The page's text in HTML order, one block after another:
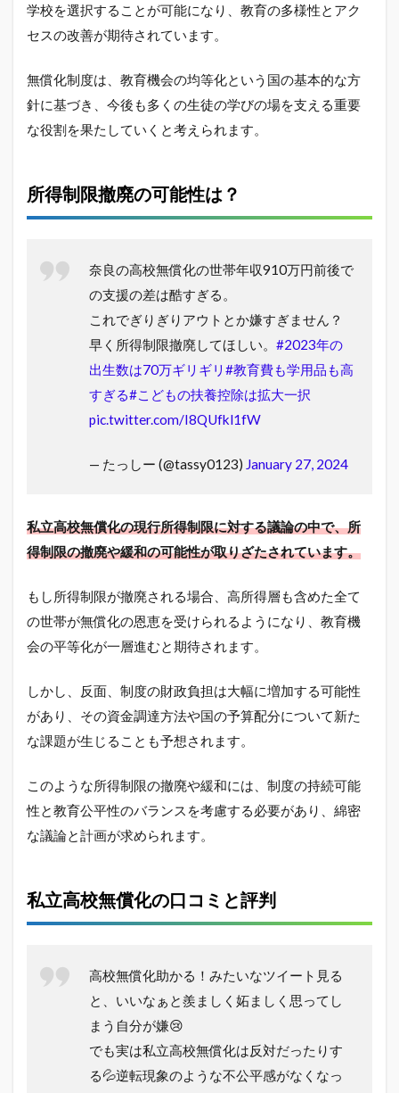
学校を選択することが可能になり、教育の多様性とアク
セスの改善が期待されています。
無償化制度は、教育機会の均等化という国の基本的な方
針に基づき、今後も多くの生徒の学びの場を支える重要
な役割を果たしていくと考えられます。
所得制限撤廃の可能性は？
奈良の高校無償化の世帯年収910万円前後で
の支援の差は酷すぎる。
これでぎりぎりアウトとか嫌すぎません？
早く所得制限撤廃してほしい。 #2023年の
出生数は70万ギリギリ #教育費も学用品も高
すぎる#こどもの扶養控除は拡大一択
pic.twitter.com/I8QUfkl1fW
— たっしー (@tassy0123) January 27, 2024
私立高校無償化の現行所得制限に対する議論の中で、所
得制限の撤廃や緩和の可能性が取りざたされています。
もし所得制限が撤廃される場合、高所得層も含めた全て
の世帯が無償化の恩恵を受けられるようになり、教育機
会の平等化が一層進むと期待されます。
しかし、反面、制度の財政負担は大幅に増加する可能性
があり、その資金調達方法や国の予算配分について新た
な課題が生じることも予想されます。
このような所得制限の撤廃や緩和には、制度の持続可能
性と教育公平性のバランスを考慮する必要があり、綿密
な議論と計画が求められます。
私立高校無償化の口コミと評判
高校無償化助かる！みたいなツイート見る
と、いいなぁと羨ましく妬ましく思ってし
まう自分が嫌😢
でも実は私立高校無償化は反対だったりす
る💦逆転現象のような不公平感がなくなっ